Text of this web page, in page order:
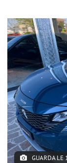
NEWS
AREA COMMERCIANTI
GUARDA LE